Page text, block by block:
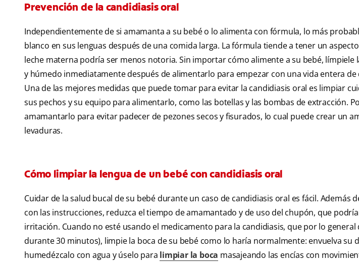
Prevención de la candidiasis oral
Independientemente de si amamanta a su bebé o lo alimenta con fórmula, lo más
blanco en sus lenguas después de una comida larga. La fórmula tiende a tener un
leche materna podría ser menos notoria. Sin importar cómo alimente a su bebé, límpiele
y húmedo inmediatamente después de alimentarlo para empezar con una vida entera
Una de las mejores medidas que puede tomar para evitar la candidiasis oral es limpiar
sus pechos y su equipo para alimentarlo, como las botellas y las bombas de extracción.
amamantarlo para evitar padecer de pezones secos y fisurados, lo cual puede crear un
levaduras.
Cómo limpiar la lengua de un bebé con candidiasis oral
Cuidar de la salud bucal de su bebé durante un caso de candidiasis oral es fácil. Además
con las instrucciones, reduzca el tiempo de amamantado y de uso del chupón, que
irritación. Cuando no esté usando el medicamento para la candidiasis, que por lo general
durante 30 minutos), limpie la boca de su bebé como lo haría normalmente: envuelva su
humedézcalo con agua y úselo para limpiar la boca masajeando las encías con